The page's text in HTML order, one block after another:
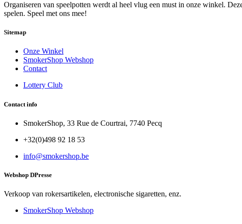
Organiseren van speelpotten werdt al heel vlug een must in onze winkel.
spelen. Speel met ons mee!
Sitemap
Onze Winkel
SmokerShop Webshop
Contact
Lottery Club
Contact info
SmokerShop, 33 Rue de Courtrai, 7740 Pecq
+32(0)498 92 18 53
info@smokershop.be
Webshop DPresse
Verkoop van rokersartikelen, electronische sigaretten, enz.
SmokerShop Webshop